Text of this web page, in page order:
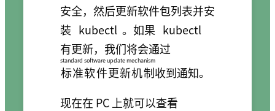
安全，然后更新软件包列表并安
装 kubectl 。如果 kubectl
有更新，我们将会通过
标准软件更新机制
standard software update mechanism
收到通知。
现在在 PC 上就可以查看